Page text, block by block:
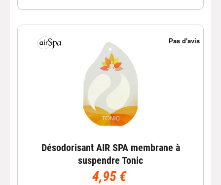
Désodorisant AIR SPA membrane à
suspendre Tonic
4,95 €